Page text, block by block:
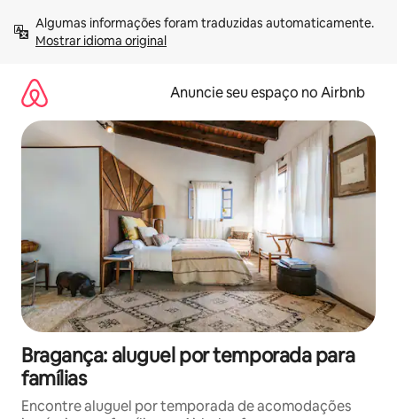
para
Mostrar idioma original
Anuncie seu espaço no Airbnb
Bragança: aluguel por temporada para
famílias
Encontre aluguel por temporada de acomodações